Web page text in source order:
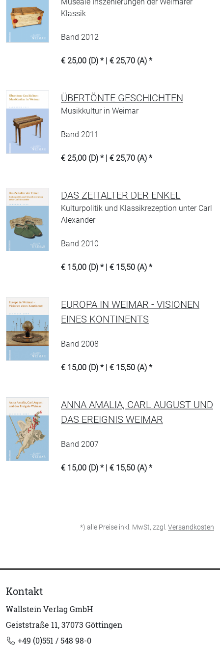
Klassik
Band 2012
€ 25,00 (D) * | € 25,70 (A) *
ÜBERTÖNTE GESCHICHTEN
Musikkultur in Weimar
Band 2011
€ 25,00 (D) * | € 25,70 (A) *
DAS ZEITALTER DER ENKEL
Kulturpolitik und Klassikrezeption unter Carl
Alexander
Band 2010
€ 15,00 (D) * | € 15,50 (A) *
EUROPA IN WEIMAR - VISIONEN
EINES KONTINENTS
Band 2008
€ 15,00 (D) * | € 15,50 (A) *
ANNA AMALIA, CARL AUGUST UND
DAS EREIGNIS WEIMAR
Band 2007
€ 15,00 (D) * | € 15,50 (A) *
*) alle Preise inkl. MwSt, zzgl. Versandkosten
Kontakt
Wallstein Verlag GmbH
Geiststraße 11, 37073 Göttingen
+49 (0)551 / 548 98-0